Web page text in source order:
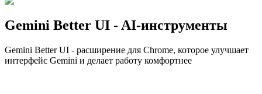
Gemini Better UI - AI-инструменты
Gemini Better UI - расширение для Chrome, которое улучшает
интерфейс Gemini и делает работу комфортнее